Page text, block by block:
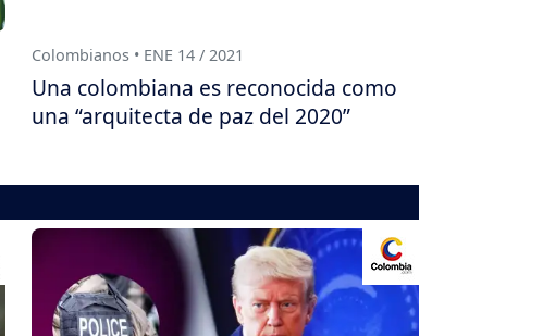
Colombianos • ENE 14 / 2021
Una colombiana es reconocida como
una “arquitecta de paz del 2020”